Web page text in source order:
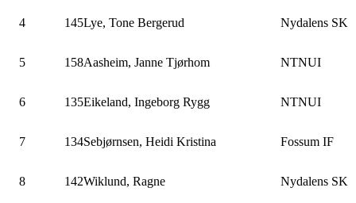
4 145Lye, Tone Bergerud Nydalens SK
5 158Aasheim, Janne Tjørhom NTNUI
6 135Eikeland, Ingeborg Rygg NTNUI
7 134Sebjørnsen, Heidi Kristina Fossum IF
8 142Wiklund, Ragne Nydalens SK